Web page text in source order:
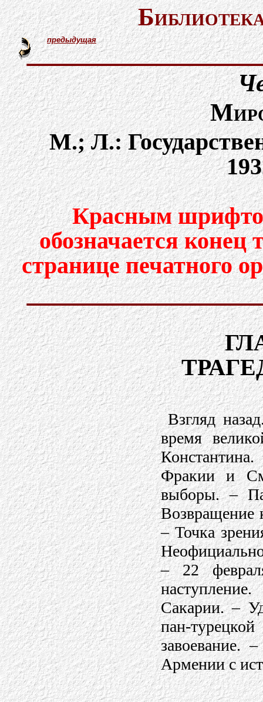
предыдущая
М.; Л.:
Красным
обозначается конец
странице печатного
Взгляд
время
Фракии и
выборы. –
Возвращение
– Точка
– 22
Сакарии. –
пан-
завоевание.
Армении с